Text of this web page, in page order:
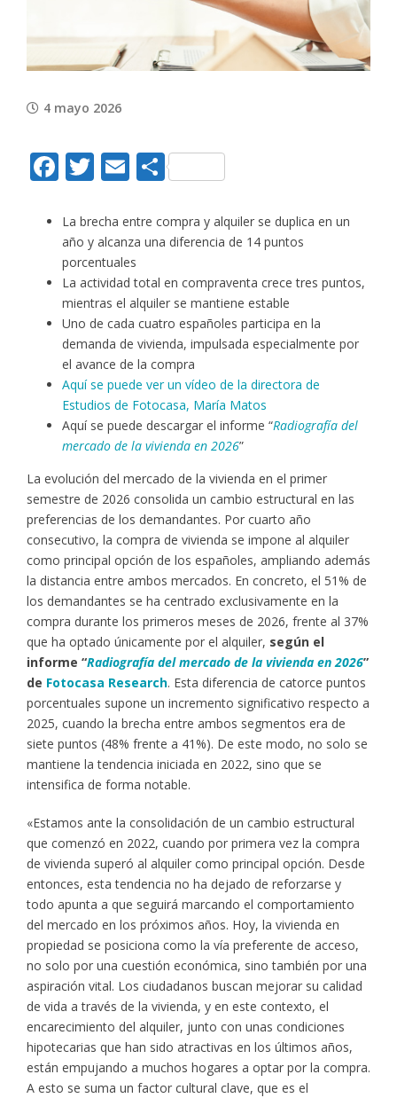
4 mayo 2026
Facebook
Twitter
EmailCompartir
La brecha entre compra y alquiler se duplica en un
año y alcanza una diferencia de 14 puntos
porcentuales
La actividad total en compraventa crece tres puntos,
mientras el alquiler se mantiene estable
Uno de cada cuatro españoles participa en la
demanda de vivienda, impulsada especialmente por
el avance de la compra
Aquí se puede ver un vídeo de la directora de
Estudios de Fotocasa, María Matos
Aquí se puede descargar el informe “Radiografía del
mercado de la vivienda en 2026”
La evolución del mercado de la vivienda en el primer
semestre de 2026 consolida un cambio estructural en las
preferencias de los demandantes. Por cuarto año
consecutivo, la compra de vivienda se impone al alquiler
como principal opción de los españoles, ampliando además
la distancia entre ambos mercados. En concreto, el 51% de
los demandantes se ha centrado exclusivamente en la
compra durante los primeros meses de 2026, frente al 37%
que ha optado únicamente por el alquiler, según el
informe “Radiografía del mercado de la vivienda en 2026”
de Fotocasa Research. Esta diferencia de catorce puntos
porcentuales supone un incremento significativo respecto a
2025, cuando la brecha entre ambos segmentos era de
siete puntos (48% frente a 41%). De este modo, no solo se
mantiene la tendencia iniciada en 2022, sino que se
intensifica de forma notable.
«Estamos ante la consolidación de un cambio estructural
que comenzó en 2022, cuando por primera vez la compra
de vivienda superó al alquiler como principal opción. Desde
entonces, esta tendencia no ha dejado de reforzarse y
todo apunta a que seguirá marcando el comportamiento
del mercado en los próximos años. Hoy, la vivienda en
propiedad se posiciona como la vía preferente de acceso,
no solo por una cuestión económica, sino también por una
aspiración vital. Los ciudadanos buscan mejorar su calidad
de vida a través de la vivienda, y en este contexto, el
encarecimiento del alquiler, junto con unas condiciones
hipotecarias que han sido atractivas en los últimos años,
están empujando a muchos hogares a optar por la compra.
A esto se suma un factor cultural clave, que es el